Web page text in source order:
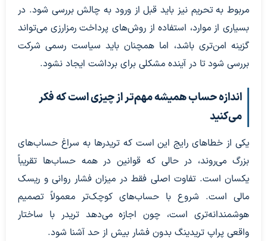
مربوط به تحریم نیز باید قبل از ورود به چالش بررسی شود. در
بسیاری از موارد، استفاده از روش‌های پرداخت رمزارزی می‌تواند
گزینه امن‌تری باشد، اما همچنان باید سیاست رسمی شرکت
بررسی شود تا در آینده مشکلی برای برداشت ایجاد نشود.
اندازه حساب همیشه مهم‌تر از چیزی است که فکر
می‌کنید
یکی از خطاهای رایج این است که تریدرها به سراغ حساب‌های
بزرگ می‌روند، در حالی که قوانین در همه حساب‌ها تقریباً
یکسان است. تفاوت اصلی فقط در میزان فشار روانی و ریسک
مالی است. شروع با حساب‌های کوچک‌تر معمولاً تصمیم
هوشمندانه‌تری است، چون اجازه می‌دهد تریدر با ساختار
واقعی پراپ تریدینگ بدون فشار بیش از حد آشنا شود.